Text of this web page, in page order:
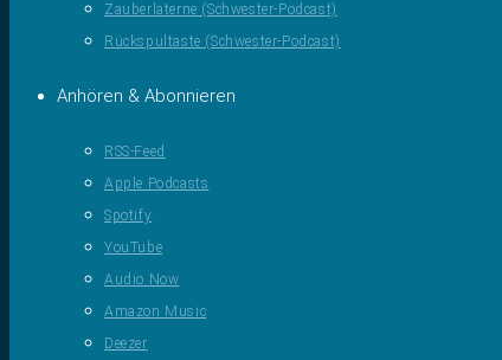
Zauberlaterne (Schwester-Podcast)
Rückspultaste (Schwester-Podcast)
Anhören & Abonnieren
RSS-Feed
Apple Podcasts
Spotify
YouTube
Audio Now
Amazon Music
Deezer